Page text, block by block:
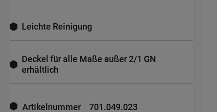
Leichte Reinigung
Deckel für alle Maße außer 2/1 GN
erhältlich
Informationen
Artikelnummer 701.049.023